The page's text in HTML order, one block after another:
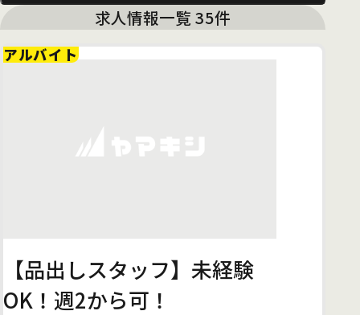
求人情報一覧 35件
アルバイト
【品出しスタッフ】未経験
OK！週2から可！